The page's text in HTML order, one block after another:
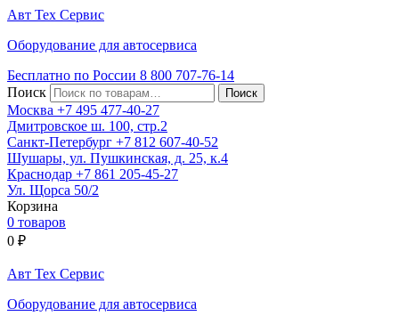
Авт Тех Сервис
Оборудование для автосервиса
Бесплатно по России 8 800 707-76-14
Поиск
Москва +7 495 477-40-27
Дмитровское ш. 100, стр.2
Санкт-Петербург +7 812 607-40-52
Шушары, ул. Пушкинская, д. 25, к.4
Краснодар +7 861 205-45-27
Ул. Щорса 50/2
Корзина
0 товаров
0 ₽
Авт Тех Сервис
Оборудование для автосервиса